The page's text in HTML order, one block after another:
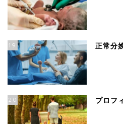
19 正常分
20 プロフ